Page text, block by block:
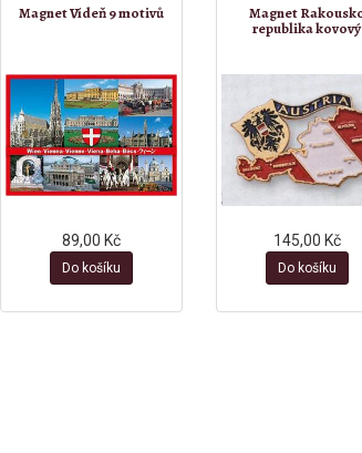
Magnet Vídeň 9 motivů
89,00 Kč
Do košíku
Magnet
republika kovový
145,00 Kč
Do košíku